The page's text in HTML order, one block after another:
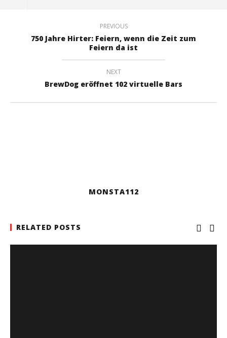
PREVIOUS
750 Jahre Hirter: Feiern, wenn die Zeit zum
Feiern da ist
NEXT
BrewDog eröffnet 102 virtuelle Bars
MONSTA112
RELATED POSTS